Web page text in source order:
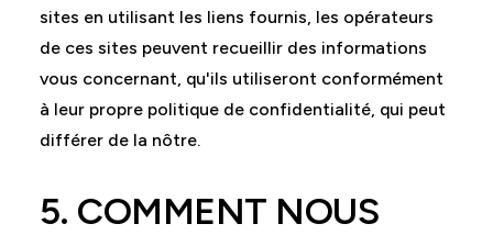
sites en utilisant les liens fournis, les opérateurs
de ces sites peuvent recueillir des informations
vous concernant, qu'ils utiliseront conformément
à leur propre politique de confidentialité, qui peut
différer de la nôtre.
5. COMMENT NOUS